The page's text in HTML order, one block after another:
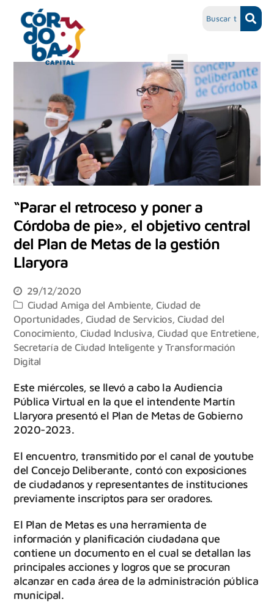
“Parar el retroceso y poner a
Córdoba de pie», el objetivo central
del Plan de Metas de la gestión
Llaryora
29/12/2020
Ciudad Amiga del Ambiente,Ciudad de
Oportunidades Ciudad de Servicios ,Ciudad del
Conocimiento ,Ciudad Inclusiva ,Ciudad que Entretiene,
Secretaría de Ciudad Inteligente y Transformación
Digital
Este miércoles, se llevó a cabo la Audiencia
Pública Virtual en la que el intendente Martín
Llaryora presentó el Plan de Metas de Gobierno
2020-2023.
El encuentro, transmitido por el canal de youtube
del Concejo Deliberante, contó con exposiciones
de ciudadanos y representantes de instituciones
previamente inscriptos para ser oradores.
El Plan de Metas es una herramienta de
información y planificación ciudadana que
contiene un documento en el cual se detallan las
principales acciones y logros que se procuran
alcanzar en cada área de la administración pública
municipal.